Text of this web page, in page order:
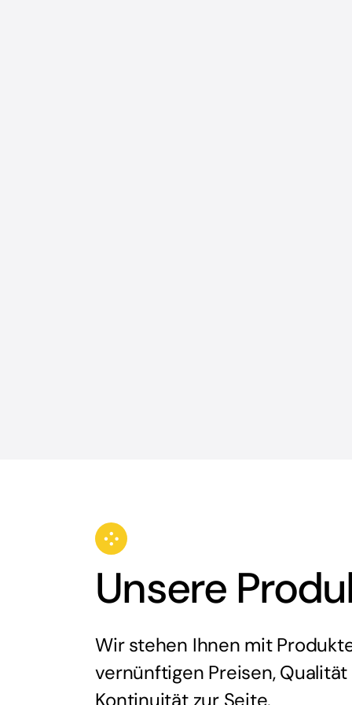
Unsere
Wir stehen Ihnen mit
vernünftigen Preisen,
Kontinuität zur Seite.